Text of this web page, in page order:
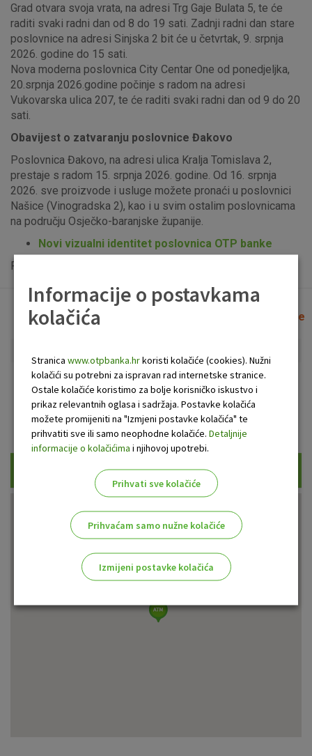
Grad otvara svoja vrata, na adresi Trg Gaje Bulata 5, te će
raditi svaki radni dan od 8 do 19 sati. Zadnji radni dan stare
poslovnice na adresi Sinjska 2 bit će u četvrtak, 9. srpnja
2026. godine do 15 sati.
Nova moderna poslovnica City Centar One od ponedjeljka,
20.srpnja 2026.godine počinje s radom na adresi
Vukovarska ulica 207, te će raditi svaki radni dan od 9 do 20
sati.
Obavijest o zatvaranju poslovnice Đakovo
Poslovnica Đakovo, na adresi ulica Kralja Tomislava 2,
prestaje s radom 15. srpnja 2026. godine. Od 16. srpnja
2026. sve proizvode i usluge možete pronaći u poslovnici
Našice (Vinogradska 2), kao i u svim ostalim poslovnicama
na području Osječko-baranjske županije.
Novi vizualni identitet poslovnica OTP banke
Popis uplatno-isplatnih bankomata možete vidjeti
Lista poslovnica i bankomata Očisti filtere
Bankomat Poslovnica
Prikaži samo uplatne bankomate
Informacije o postavkama
kolačića
Stranica www.otpbanka.hrkoristi kolačiće (cookies). Nužni
kolačići su potrebni za ispravan rad internetske stranice.
Ostale kolačiće koristimo za bolje korisničko iskustvo i
prikaz relevantnih oglasa i sadržaja. Postavke kolačića
možete promijeniti na "Izmjeni postavke kolačića" te
prihvatiti sve ili samo neophodne kolačiće. Detaljnije
informacije o kolačićima i njihovoj upotrebi.
Prihvati sve kolačiće
Prihvaćam samo nužne kolačiće
Izmijeni postavke kolačića